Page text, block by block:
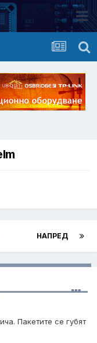
НАПРЕД
Пакетите се губят